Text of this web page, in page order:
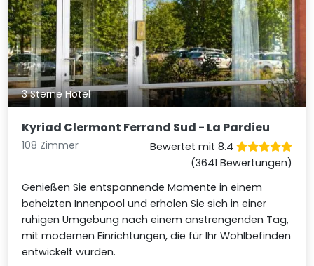
3 Sterne Hotel
Kyriad Clermont Ferrand Sud - La Pardieu
108 Zimmer
Bewertet mit 8.4
(3641 Bewertungen)
Genießen Sie entspannende Momente in einem
beheizten Innenpool und erholen Sie sich in einer
ruhigen Umgebung nach einem anstrengenden Tag,
mit modernen Einrichtungen, die für Ihr Wohlbefinden
entwickelt wurden.